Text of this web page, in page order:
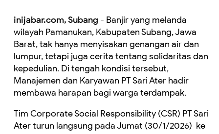
inijabar.com, Subang - Banjir yang melanda
wilayah Pamanukan, Kabupaten Subang, Jawa
Barat, tak hanya menyisakan genangan air dan
lumpur, tetapi juga cerita tentang solidaritas dan
kepedulian. Di tengah kondisi tersebut,
Manajemen dan Karyawan PT Sari Ater hadir
membawa harapan bagi warga terdampak.
Tim Corporate Social Responsibility (CSR) PT Sari
Ater turun langsung pada Jumat (30/1/2026) ke